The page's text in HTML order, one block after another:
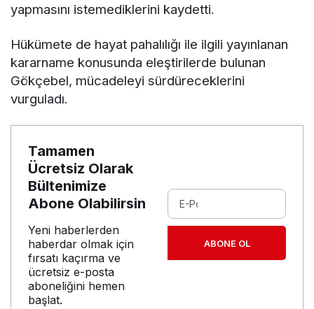
yapmasını istemediklerini kaydetti.
Hükümete de hayat pahalılığı ile ilgili yayınlanan
kararname konusunda eleştirilerde bulunan
Gökçebel, mücadeleyi sürdüreceklerini
vurguladı.
Tamamen
Ücretsiz Olarak
Bültenimize
Abone Olabilirsin
Yeni haberlerden
haberdar olmak için
fırsatı kaçırma ve
ücretsiz e-posta
aboneliğini hemen
başlat.
ABONE OL